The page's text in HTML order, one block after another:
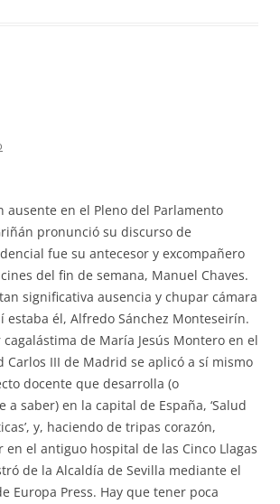
ausente en el Pleno del Parlamento
pronunció su discurso de
fue su antecesor y excompañero
del fin de semana, Manuel Chaves.
significativa ausencia y chupar cámara
estaba él, Alfredo Sánchez Monteseirín.
de María Jesús Montero en el
Carlos III de Madrid se aplicó a sí mismo
docente que desarrolla (o
a saber) en la capital de España, ‘Salud
y, haciendo de tripas corazón,
el antiguo hospital de las Cinco Llagas
de la Alcaldía de Sevilla mediante el
Europa Press. Hay que tener poca